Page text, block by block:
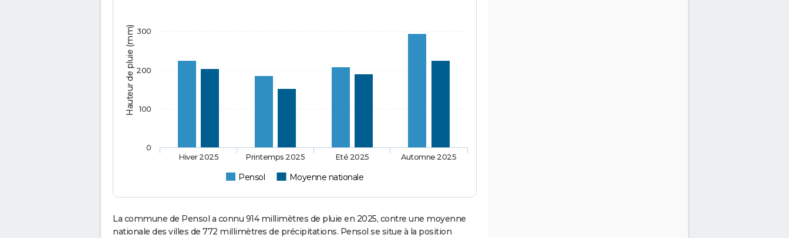
Hauteur de pluie (mm)
Pensol Moyenne nationale
Hiver 2025 Printemps 2025 Eté 2025 Automne 2025
0
100
200
300
La commune de Pensol a connu 914 millimètres de pluie en 2025, contre une moyenne
nationale des villes de 772 millimètres de précipitations. Pensol se situe à la position